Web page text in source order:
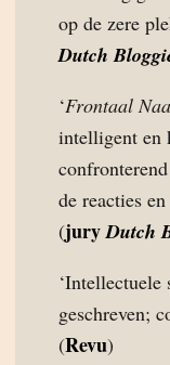
op de zere
Dutch
‘Frontaal
intelligent en
de reacties
(juryDutch
geschreven;
(Revu)